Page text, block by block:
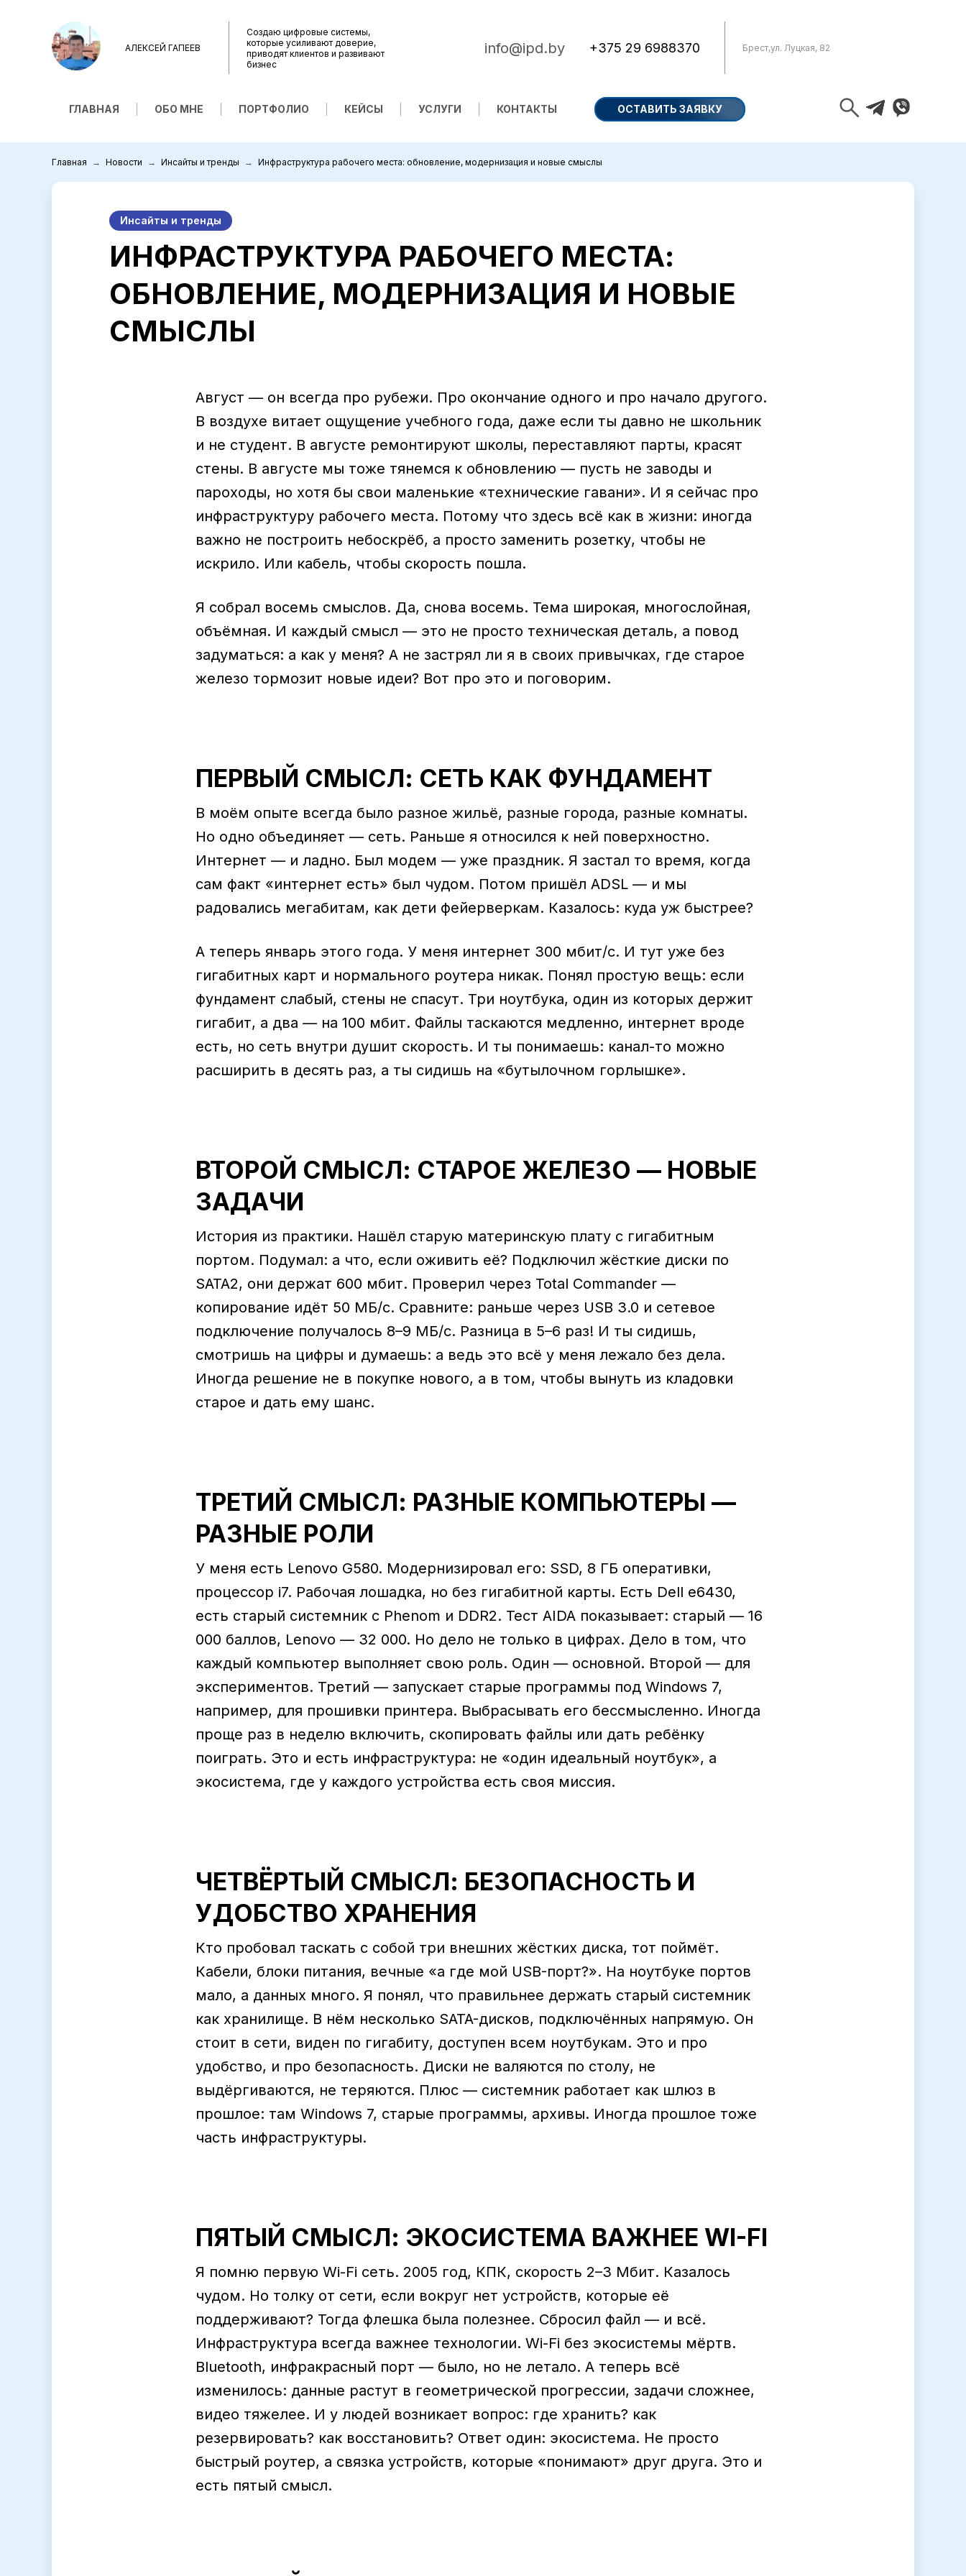
АЛЕКСЕЙ ГАПЕЕВ
Создаю цифровые системы,
которые усиливают доверие,
приводят клиентов и развивают
бизнес
info@ipd.by +375 29 6988370 Брест,ул. Луцкая, 82
ГЛАВНАЯ ОБО МНЕ ПОРТФОЛИО КЕЙСЫ УСЛУГИ КОНТАКТЫ ОСТАВИТЬ ЗАЯВКУ
Главная Новости Инсайты и тренды Инфраструктура рабочего места: обновление, модернизация и новые смыслы
Инсайты и тренды
ИНФРАСТРУКТУРА РАБОЧЕГО МЕСТА:
ОБНОВЛЕНИЕ, МОДЕРНИЗАЦИЯ И НОВЫЕ
СМЫСЛЫ
Август — он всегда про рубежи. Про окончание одного и про начало другого.
В воздухе витает ощущение учебного года, даже если ты давно не школьник
и не студент. В августе ремонтируют школы, переставляют парты, красят
стены. В августе мы тоже тянемся к обновлению — пусть не заводы и
пароходы, но хотя бы свои маленькие «технические гавани». И я сейчас про
инфраструктуру рабочего места. Потому что здесь всё как в жизни: иногда
важно не построить небоскрёб, а просто заменить розетку, чтобы не
искрило. Или кабель, чтобы скорость пошла.
Я собрал восемь смыслов. Да, снова восемь. Тема широкая, многослойная,
объёмная. И каждый смысл — это не просто техническая деталь, а повод
задуматься: а как у меня? А не застрял ли я в своих привычках, где старое
железо тормозит новые идеи? Вот про это и поговорим.
ПЕРВЫЙ СМЫСЛ: СЕТЬ КАК ФУНДАМЕНТ
В моём опыте всегда было разное жильё, разные города, разные комнаты.
Но одно объединяет — сеть. Раньше я относился к ней поверхностно.
Интернет — и ладно. Был модем — уже праздник. Я застал то время, когда
сам факт «интернет есть» был чудом. Потом пришёл ADSL — и мы
радовались мегабитам, как дети фейерверкам. Казалось: куда уж быстрее?
А теперь январь этого года. У меня интернет 300 мбит/с. И тут уже без
гигабитных карт и нормального роутера никак. Понял простую вещь: если
фундамент слабый, стены не спасут. Три ноутбука, один из которых держит
гигабит, а два — на 100 мбит. Файлы таскаются медленно, интернет вроде
есть, но сеть внутри душит скорость. И ты понимаешь: канал-то можно
расширить в десять раз, а ты сидишь на «бутылочном горлышке».
ВТОРОЙ СМЫСЛ: СТАРОЕ ЖЕЛЕЗО — НОВЫЕ
ЗАДАЧИ
История из практики. Нашёл старую материнскую плату с гигабитным
портом. Подумал: а что, если оживить её? Подключил жёсткие диски по
SATA2, они держат 600 мбит. Проверил через Total Commander —
копирование идёт 50 МБ/с. Сравните: раньше через USB 3.0 и сетевое
подключение получалось 8–9 МБ/с. Разница в 5–6 раз! И ты сидишь,
смотришь на цифры и думаешь: а ведь это всё у меня лежало без дела.
Иногда решение не в покупке нового, а в том, чтобы вынуть из кладовки
старое и дать ему шанс.
ТРЕТИЙ СМЫСЛ: РАЗНЫЕ КОМПЬЮТЕРЫ —
РАЗНЫЕ РОЛИ
У меня есть Lenovo G580. Модернизировал его: SSD, 8 ГБ оперативки,
процессор i7. Рабочая лошадка, но без гигабитной карты. Есть Dell e6430,
есть старый системник с Phenom и DDR2. Тест AIDA показывает: старый — 16
000 баллов, Lenovo — 32 000. Но дело не только в цифрах. Дело в том, что
каждый компьютер выполняет свою роль. Один — основной. Второй — для
экспериментов. Третий — запускает старые программы под Windows 7,
например, для прошивки принтера. Выбрасывать его бессмысленно. Иногда
проще раз в неделю включить, скопировать файлы или дать ребёнку
поиграть. Это и есть инфраструктура: не «один идеальный ноутбук», а
экосистема, где у каждого устройства есть своя миссия.
ЧЕТВЁРТЫЙ СМЫСЛ: БЕЗОПАСНОСТЬ И
УДОБСТВО ХРАНЕНИЯ
Кто пробовал таскать с собой три внешних жёстких диска, тот поймёт.
Кабели, блоки питания, вечные «а где мой USB-порт?». На ноутбуке портов
мало, а данных много. Я понял, что правильнее держать старый системник
как хранилище. В нём несколько SATA-дисков, подключённых напрямую. Он
стоит в сети, виден по гигабиту, доступен всем ноутбукам. Это и про
удобство, и про безопасность. Диски не валяются по столу, не
выдёргиваются, не теряются. Плюс — системник работает как шлюз в
прошлое: там Windows 7, старые программы, архивы. Иногда прошлое тоже
часть инфраструктуры.
ПЯТЫЙ СМЫСЛ: ЭКОСИСТЕМА ВАЖНЕЕ WI-FI
Я помню первую Wi-Fi сеть. 2005 год, КПК, скорость 2–3 Мбит. Казалось
чудом. Но толку от сети, если вокруг нет устройств, которые её
поддерживают? Тогда флешка была полезнее. Сбросил файл — и всё.
Инфраструктура всегда важнее технологии. Wi-Fi без экосистемы мёртв.
Bluetooth, инфракрасный порт — было, но не летало. А теперь всё
изменилось: данные растут в геометрической прогрессии, задачи сложнее,
видео тяжелее. И у людей возникает вопрос: где хранить? как
резервировать? как восстановить? Ответ один: экосистема. Не просто
быстрый роутер, а связка устройств, которые «понимают» друг друга. Это и
есть пятый смысл.